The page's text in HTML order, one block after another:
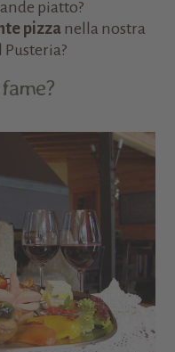
piatto?
pizzanella nostra